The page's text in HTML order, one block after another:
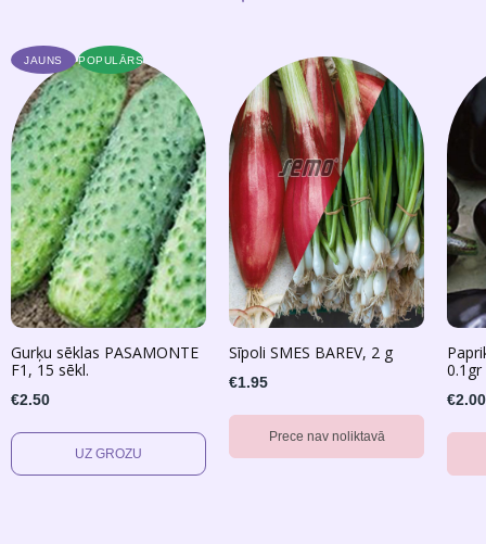
JAUNS POPULĀRS
Gurķu sēklas PASAMONTE
F1, 15 sēkl.
€2.50
Sīpoli SMES BAREV, 2 g
€1.95
Prece nav noliktavā
0.1gr
€2.00